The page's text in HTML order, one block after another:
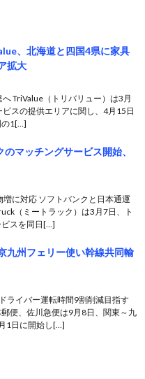
、北海道と四国4県に家具
拡大
TriValue（トリバリュー）は3月
スの提供エリアに関し、4月15日
の1[…]
マッチングサービス開始、
増に対応 ソフトバンクと日本通運
（ミートラック）は3月7日、ト
ビスを同日[…]
九州フェリー使い幹線共同輸
ライバー運転時間9割削減目指す
便、佐川急便は9月8日、関東～九
1日に開始し[…]